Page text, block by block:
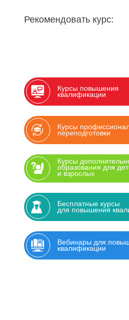
Рекомендовать курс:
Курсы повышения
квалификации
Курсы
переподготовки
Курсы
образования для
и взрослых
Бесплатные курсы
для повышения
Вебинары для
квалификации